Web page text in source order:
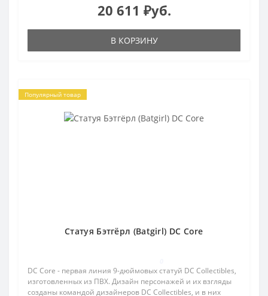
20 611 ₽уб.
В КОРЗИНУ
Популярный товар
Статуя Бэтгёрл (Batgirl) DC Core
DC Core - первая линия 9-дюймовых статуй DC Collectibles,
изготовленных из ПВХ. Дизайн персонажей и их взгляды
созданы командой дизайнеров DC Collectibles, и в них